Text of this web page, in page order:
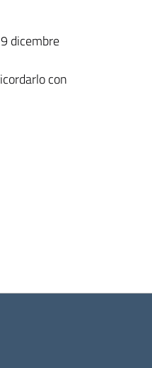
dicembre
con